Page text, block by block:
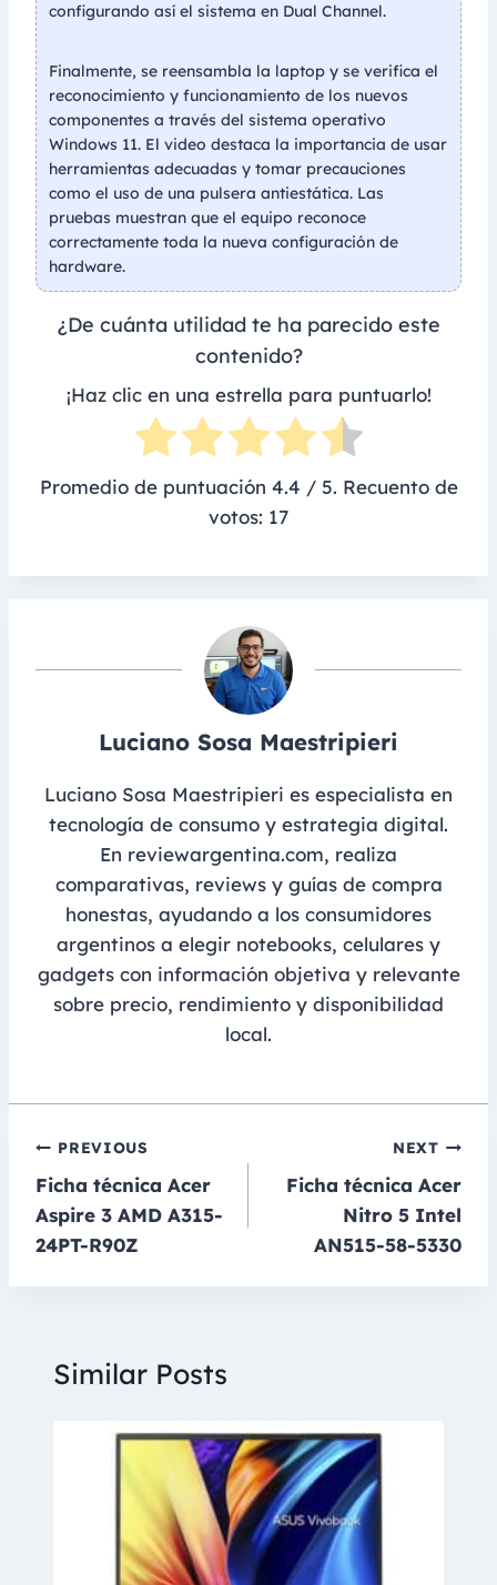
configurando así el sistema en Dual Channel.
Finalmente, se reensambla la laptop y se verifica el
reconocimiento y funcionamiento de los nuevos
componentes a través del sistema operativo
Windows 11. El video destaca la importancia de usar
herramientas adecuadas y tomar precauciones
como el uso de una pulsera antiestática. Las
pruebas muestran que el equipo reconoce
correctamente toda la nueva configuración de
hardware.
¿De cuánta utilidad te ha parecido este
contenido?
¡Haz clic en una estrella para puntuarlo!
Promedio de puntuación 4.4 / 5. Recuento de
votos: 17
Luciano Sosa Maestripieri
Luciano Sosa Maestripieri es especialista en
tecnología de consumo y estrategia digital.
En reviewargentina.com, realiza
comparativas, reviews y guías de compra
honestas, ayudando a los consumidores
argentinos a elegir notebooks, celulares y
gadgets con información objetiva y relevante
sobre precio, rendimiento y disponibilidad
local.
Navegación
de
entradas
PREVIOUS
Ficha técnica Acer
Aspire 3 AMD A315-
24PT-R90Z
NEXT
Ficha técnica Acer
Nitro 5 Intel
AN515-58-5330
Similar Posts